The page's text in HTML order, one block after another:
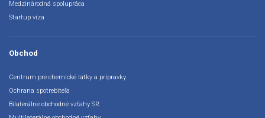
Medzinárodná spolupráca
Startup víza
Obchod
Centrum pre chemické látky a prípravky
Ochrana spotrebiteľa
Bilaterálne obchodné vzťahy SR